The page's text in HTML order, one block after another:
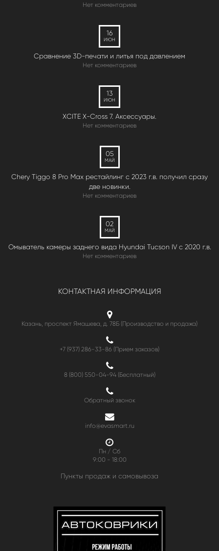
Нет комментариев
16
ИЮН
Сравнение 3D-печати и литья под давлением
Нет комментариев
13
ИЮН
XCITE X-Cross 7. Аксессуары.
Нет комментариев
05
МАЙ
Chery Tiggo 8 Pro Max рестайлинг с 2023 г.в. получил сразу
две новинки.
Нет комментариев
02
МАЙ
Омыватель камеры заднего вида Hyundai Tucson IV c 2020 г.в.
Нет комментариев
КОНТАКТНАЯ ИНФОРМАЦИЯ
Казань, проспект Ямашева, д. 78Б (Производство и продажа)
+7 (937) 286-33-86 (Прием заказов)
8 (800) 550-04-94(Бесплатный)
Обратный звонок
info@evasmart.ru
Пн / Сб
9:00 - 18:00
Пункты продаж и самовывоза